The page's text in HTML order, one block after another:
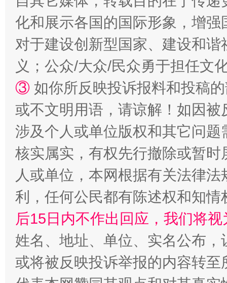
招工难、用工荒背后
网上购药对药下症？
化和展示各国的国际形象，增
对于建设创新型国家、建设和
义；公众/大众/民众勇于担任文
③ 如你所反映投诉报料和投稿
或不文明用语，请谅解！如因
涉及个人或单位版权和其它问题
核实属实，有权先行撤除或暂
人或单位，本网根据有关法律
利，任何公民都有陈述权和知情
后15日内不作出回应，我们将
姓名、地址、单位、实名公布
或将被反映投诉举报的内容转